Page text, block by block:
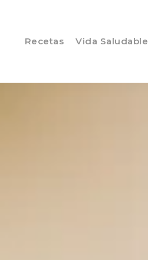
Recetas Vida Saludable